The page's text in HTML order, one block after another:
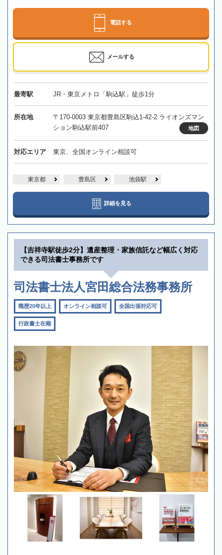
電話する
メールする
最寄駅 JR・東京メトロ「駒込駅」徒歩1分
所在地
〒170-0003 東京都豊島区駒込1-42-2 ライオンズマン
ション駒込駅前407
地図
対応エリア 東京、全国オンライン相談可
東京都 豊島区 池袋駅
詳細を見る
【吉祥寺駅徒歩2分】遺産整理・家族信託など幅広く対応
できる司法書士事務所です
司法書士法人宮田総合法務事務所
職歴20年以上 オンライン相談可 全国出張対応可
行政書士在籍